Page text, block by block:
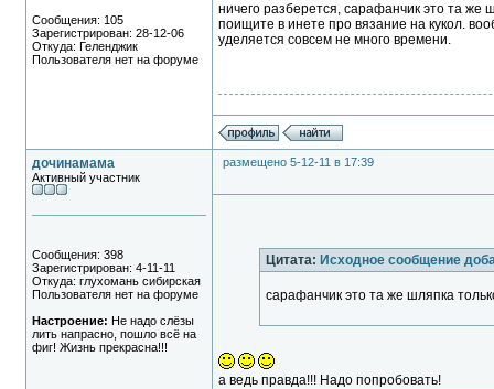
Сообщения: 105
Зарегистрирован: 28-12-06
Откуда: Геленджик
Пользователя нет на форуме
ничего разберется, сарафанчик это та же
поищите в инете про вязание на кукол.
уделяется совсем не много времени.
дочинамама
Активный участник
Сообщения: 398
Зарегистрирован: 4-11-11
Откуда: глухомань сибирская
Пользователя нет на форуме
Настроение: Не надо слёзы
лить напрасно, пошло всё на
фиг! Жизнь прекрасна!!!
размещено 5-12-11 в 17:39
Цитата: Исходное сообщение
сарафанчик это та же шляпка
а ведь правда!!! Надо попробовать!